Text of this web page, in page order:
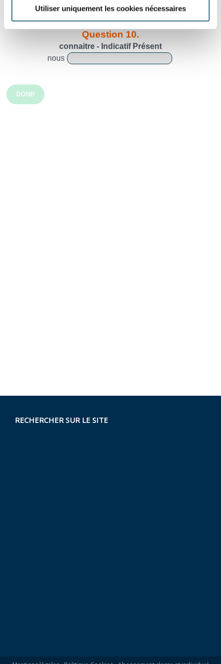
Utiliser uniquement les cookies nécessaires
je
Question 10.
connaitre - Indicatif Présent
nous
DONE!
RECHERCHER SUR LE SITE